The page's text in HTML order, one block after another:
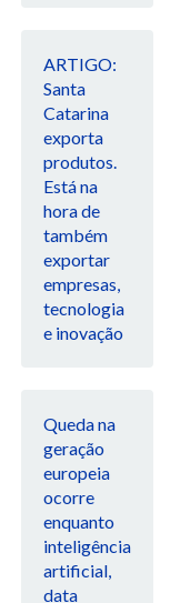
ARTIGO:
Santa
Catarina
exporta
produtos.
Está na
hora de
também
exportar
empresas,
tecnologia
e inovação
Queda na
geração
europeia
ocorre
enquanto
inteligência
artificial,
data